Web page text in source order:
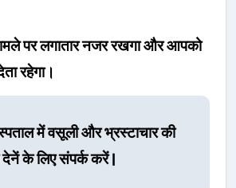
पर लगातार नजर रखगा और आपको
रहेगा।
में वसूली और भ्रस्टाचार की
देनें के लिए संपर्क करें |